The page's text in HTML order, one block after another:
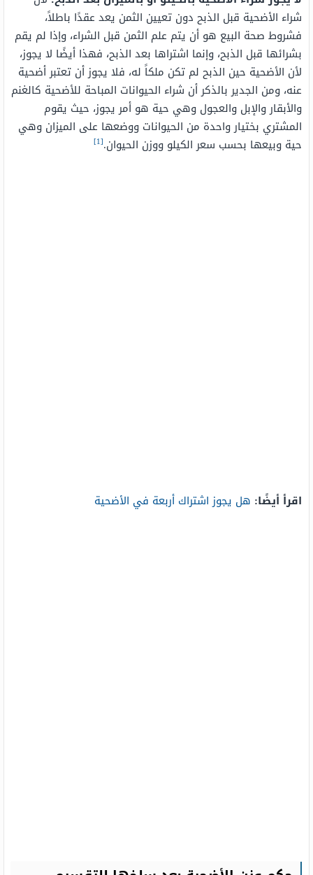
شراء الأضحية قبل الذبح دون تعيين الثمن يعد عقدًا باطلاً،
فشروط صحة البيع هو أن يتم علم الثمن قبل الشراء، وإذا لم يقم
بشرائها قبل الذبح، وإنما اشتراها بعد الذبح، فهذا أيضًا لا يجوز،
لأن الأضحية حين الذبح لم تكن ملكاً له، فلا يجوز أن تعتبر أضحية
عنه، ومن الجدير بالذكر أن شراء الحيوانات المباحة للأضحية كالغنم
والأبقار والإبل والعجول وهي حية هو أمر يجوز، حيث يقوم
المشتري بختيار واحدة من الحيوانات ووضعها على الميزان وهي
حية وبيعها بحسب سعر الكيلو ووزن الحيوان.[1]
اقرأ أيضًا: هل يجوز اشتراك أربعة في الأضحية